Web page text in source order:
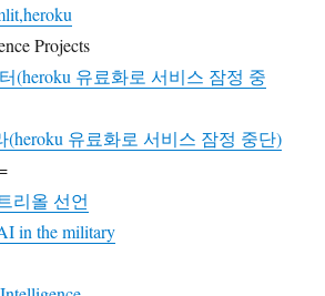
Projects
(heroku 유료화로 서비스 잠정 중
(heroku 유료화로 서비스 잠정 중단)
리올 선언
in the military